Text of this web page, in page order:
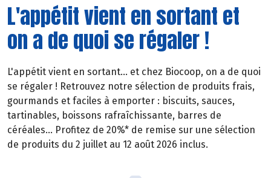
L'appétit vient en sortant et
on a de quoi se régaler !
L'appétit vient en sortant... et chez Biocoop, on a de quoi
se régaler ! Retrouvez notre sélection de produits frais,
gourmands et faciles à emporter : biscuits, sauces,
tartinables, boissons rafraîchissante, barres de
céréales... Profitez de 20%* de remise sur une sélection
de produits du 2 juillet au 12 août 2026 inclus.